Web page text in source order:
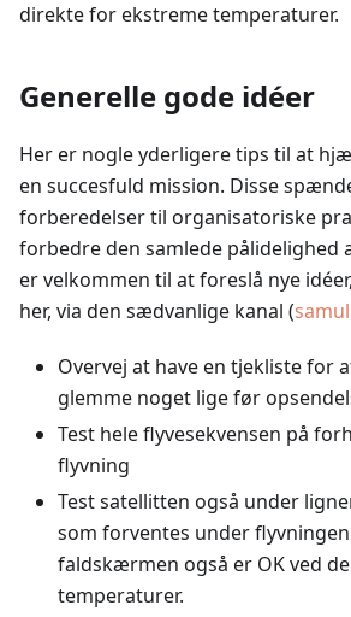
direkte for ekstreme temperaturer.
Generelle gode idéer
Her er nogle yderligere tips til at
en succesfuld mission. Disse
forberedelser til organisatoriske
forbedre den samlede pålidelighed
er velkommen til at foreslå nye
her, via den sædvanlige kanal (
Overvej at have en tjekliste for
glemme noget lige før
Test hele flyvesekvensen på
flyvning
Test satellitten også under
som forventes under
faldskærmen også er OK ved
temperaturer.